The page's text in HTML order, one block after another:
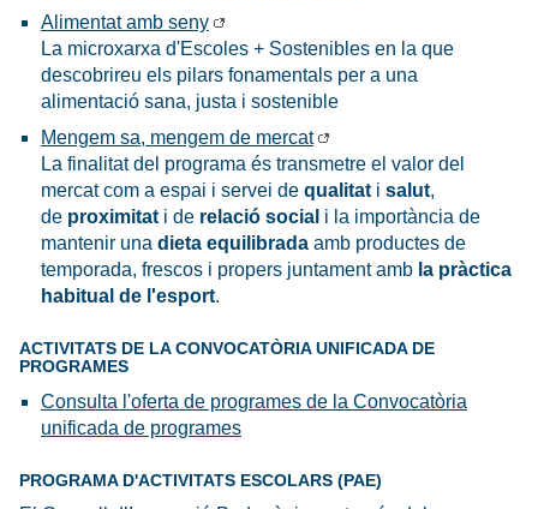
Alimentat amb seny
La microxarxa d'Escoles + Sostenibles en la que
descobrireu els pilars fonamentals per a una
alimentació sana, justa i sostenible
Mengem sa, mengem de mercat
La finalitat del programa és transmetre el valor del
mercat com a espai i servei de qualitat i salut,
de proximitat i de relació social i la importància de
mantenir una dieta equilibrada amb productes de
temporada, frescos i propers juntament amb la pràctica
habitual de l'esport.
ACTIVITATS DE LA CONVOCATÒRIA UNIFICADA DE
PROGRAMES
Consulta l'oferta de programes de la Convocatòria
unificada de programes
PROGRAMA D'ACTIVITATS ESCOLARS (PAE)